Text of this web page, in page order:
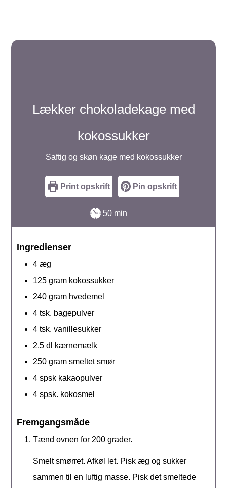
Lækker chokoladekage med
kokossukker
Saftig og skøn kage med kokossukker
Print opskrift Pin opskrift
50minutter
min
Ingredienser
4æg
125 gram kokossukker
240 gram hvedemel
4 tsk. bagepulver
4tsk. vanillesukker
2,5 dl
kærnemælk
250 gram smeltet smør
4 spsk kakaopulver
4spsk. kokosmel
Fremgangsmåde
Tænd ovnen for 200 grader.
Smelt smørret. Afkøl let. Pisk æg og sukker
sammen til en luftig masse. Pisk det smeltede